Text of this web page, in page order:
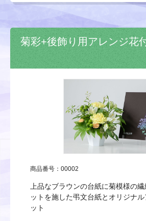
菊彩+後飾り用アレンジ花
商品番号：00002
上品なブラウンの台紙に菊模様の
ットを施した弔文台紙とオリジナ
ット